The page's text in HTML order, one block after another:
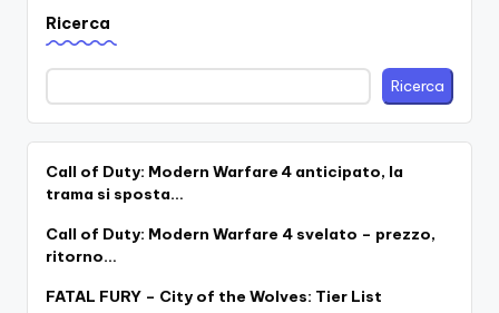
Ricerca
Ricerca
Call of Duty: Modern Warfare 4 anticipato, la
trama si sposta…
Call of Duty: Modern Warfare 4 svelato – prezzo,
ritorno…
FATAL FURY – City of the Wolves: Tier List